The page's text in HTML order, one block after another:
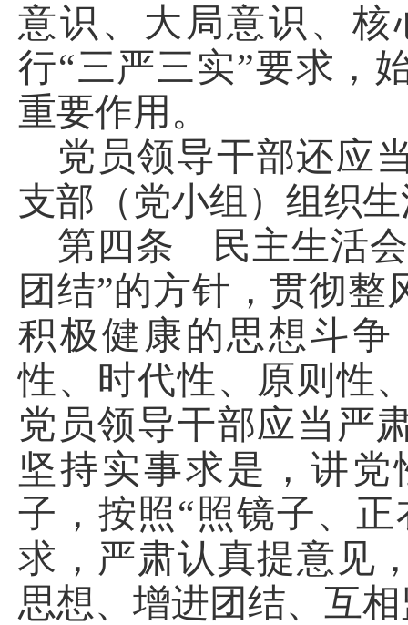
意识、大局意识、
行“三严三实”要求，
重要作用。
党员领导干部还应
支部（党小组）组织
第四条 民主生活
团结”的方针，贯彻
积极健康的思想斗
性、时代性、原则性
党员领导干部应当严
坚持实事求是，讲
子，按照“照镜子、
求，严肃认真提意见
思想、增进团结、互